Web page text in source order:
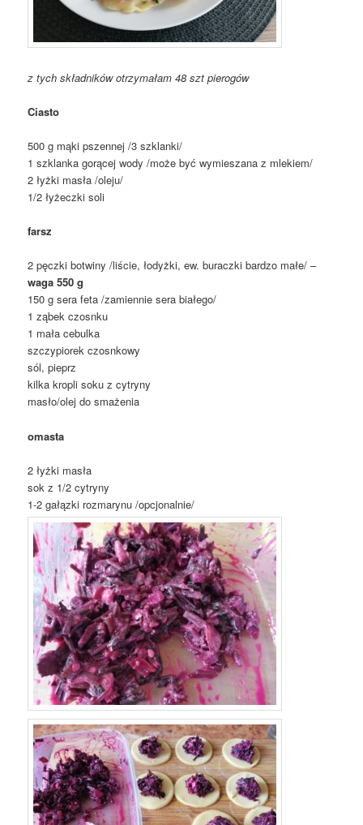
z tych składników otrzymałam 48 szt pierogów
Ciasto
500 g mąki pszennej /3 szklanki/
1 szklanka gorącej wody /może być wymieszana z mlekiem/
2 łyżki masła /oleju/
1/2 łyżeczki soli
farsz
2 pęczki botwiny /liście, łodyżki, ew. buraczki bardzo małe/ –
waga 550 g
150 g sera feta /zamiennie sera białego/
1 ząbek czosnku
1 mała cebulka
szczypiorek czosnkowy
sól, pieprz
kilka kropli soku z cytryny
masło/olej do smażenia
omasta
2 łyżki masła
sok z 1/2 cytryny
1-2 gałązki rozmarynu /opcjonalnie/